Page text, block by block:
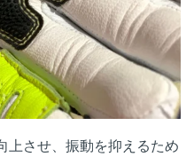
上させ、振動を抑えるため